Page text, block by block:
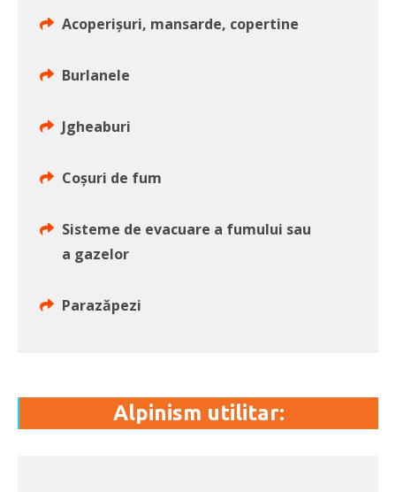
Acoperişuri, mansarde, copertine
Burlanele
Jgheaburi
Coșuri de fum
Sisteme de evacuare a fumului sau
a gazelor
Parazăpezi
Alpinism utilitar: